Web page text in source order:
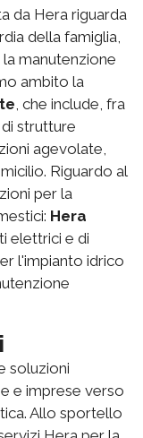
da Hera riguarda
della famiglia,
manutenzione
ambito la
, che include, fra
strutture
agevolate,
Riguardo al
per la
Hera
elettrici e di
l'impianto idrico
soluzioni
e imprese verso
Allo sportello